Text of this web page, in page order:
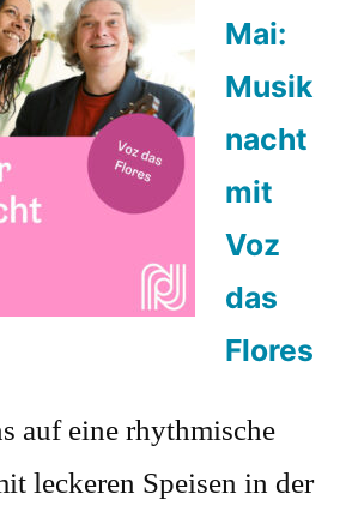
Mai:
Musik
nacht
mit
Voz
das
Flores
auf eine rhythmische
leckeren Speisen in der